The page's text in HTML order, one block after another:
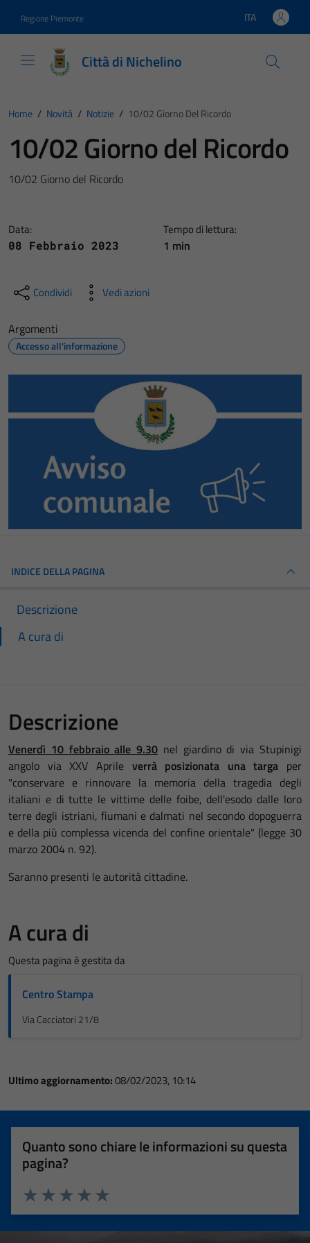
Regione Piemonte Lingua attiva:
ITA
Città di Nichelino
Home / Novità / Notizie / 10/02 Giorno Del Ricordo
10/02 Giorno del Ricordo
10/02 Giorno del Ricordo
Data:
08 Febbraio 2023
Tempo di lettura:
1 min
Condividi Vedi azioni
Argomenti
Accesso all'informazione
INDICE DELLA PAGINA
Descrizione
A cura di
Descrizione
Venerdì 10 febbraioalle 9.30 nel giardino di via Stupinigi
angolo via XXV Aprileverrà posizionata una targa per
"conservare e rinnovare la memoria della tragedia degli
italiani e di tutte le vittime delle foibe, dell'esodo dalle loro
terre degli istriani, fiumani e dalmati nel secondo dopoguerra
e della più complessa vicenda del confine orientale" (legge 30
marzo 2004 n. 92).
Saranno presenti le autorità cittadine.
A cura di
Questa pagina è gestita da
Centro Stampa
Via Cacciatori 21/8
Ultimo aggiornamento:08/02/2023, 10:14
Quanto sono chiare le informazioni su questa
pagina?
Valuta 5 stelle su 5
Valuta 4 stelle su 5
Valuta 3 stelle su 5
Valuta 2 stelle su 5
Valuta 1 stelle su 5